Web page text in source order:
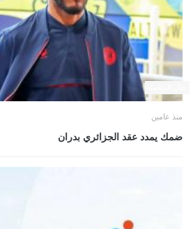
منذ عامين
ضمك يمدد عقد الجزائري بدران